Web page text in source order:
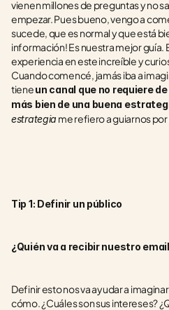
vienen millones de preguntas y no
empezar. Pues bueno, vengo a
sucede, que es normal y que está
información! Es nuestra mejor guía.
experiencia en este increíble y
Cuando comencé, jamás iba a
tiene un canal que no requiere
más bien de una buena
estrategia me refiero a guiarnos
Tip 1: Definir un público
¿Quién va a recibir nuestro
Definir esto nos va ayudar a
cómo. ¿Cuáles son sus intereses?